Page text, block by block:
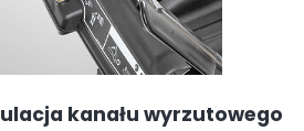
kanału wyrzutowego